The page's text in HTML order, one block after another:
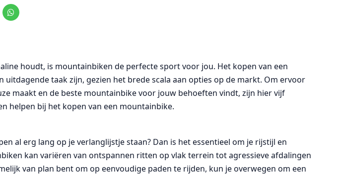
houdt, is mountainbiken de perfecte sport voor jou. Het kopen van een
uitdagende taak zijn, gezien het brede scala aan opties op de markt. Om ervoor
maakt en de beste mountainbike voor jouw behoeften vindt, zijn hier vijf
helpen bij het kopen van een mountainbike.
al erg lang op je verlanglijstje staan? Dan is het essentieel om je rijstijl en
kan variëren van ontspannen ritten op vlak terrein tot agressieve afdalingen
van plan bent om op eenvoudige paden te rijden, kun je overwegen om een